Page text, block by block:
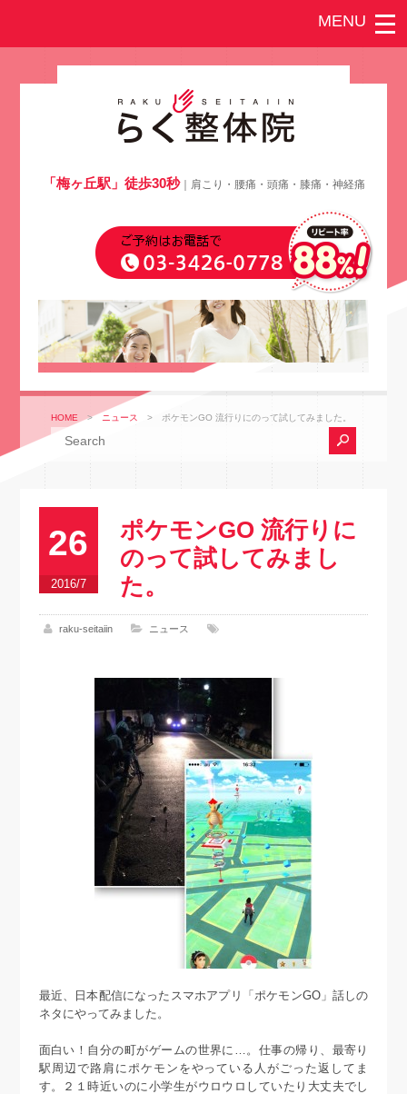
「梅ヶ丘駅」徒歩30秒｜肩こり・腰痛・頭痛・膝痛・神経痛
HOME > ニュース > ポケモンGO 流行りにのって試してみました。
26
2016/7
ポケモンGO 流行りに
のって試してみまし
た。
raku-seitaiin ニュース
最近、日本配信になったスマホアプリ「ポケモンGO」話しの
ネタにやってみました。
面白い！自分の町がゲームの世界に…。仕事の帰り、最寄り
駅周辺で路肩にポケモンをやっている人がごった返してま
す。２１時近いのに小学生がウロウロしていたり大丈夫でし